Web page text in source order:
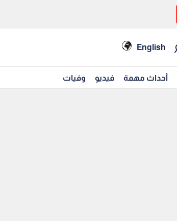
English
أحداث مهمة فيديو وفيات